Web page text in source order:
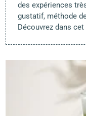
des expériences
gustatif, méthode
Découvrez dans